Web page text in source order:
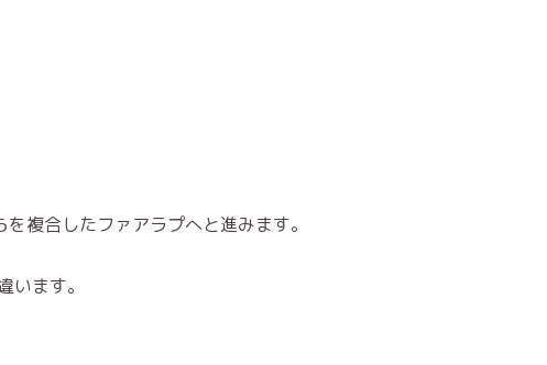
複合したファアラプへと進みます。
ます。